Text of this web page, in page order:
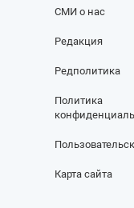
СМИ о нас
Редакция
Редполитика
Политика
Карта сайта